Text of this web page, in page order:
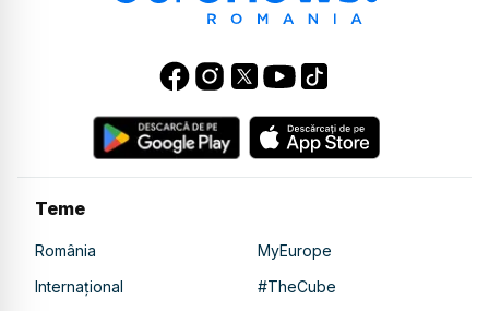
Teme
România
MyEurope
Internațional
#TheCube